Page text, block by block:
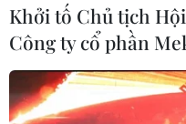
Khởi tố Chủ tịch
Công ty cổ phần